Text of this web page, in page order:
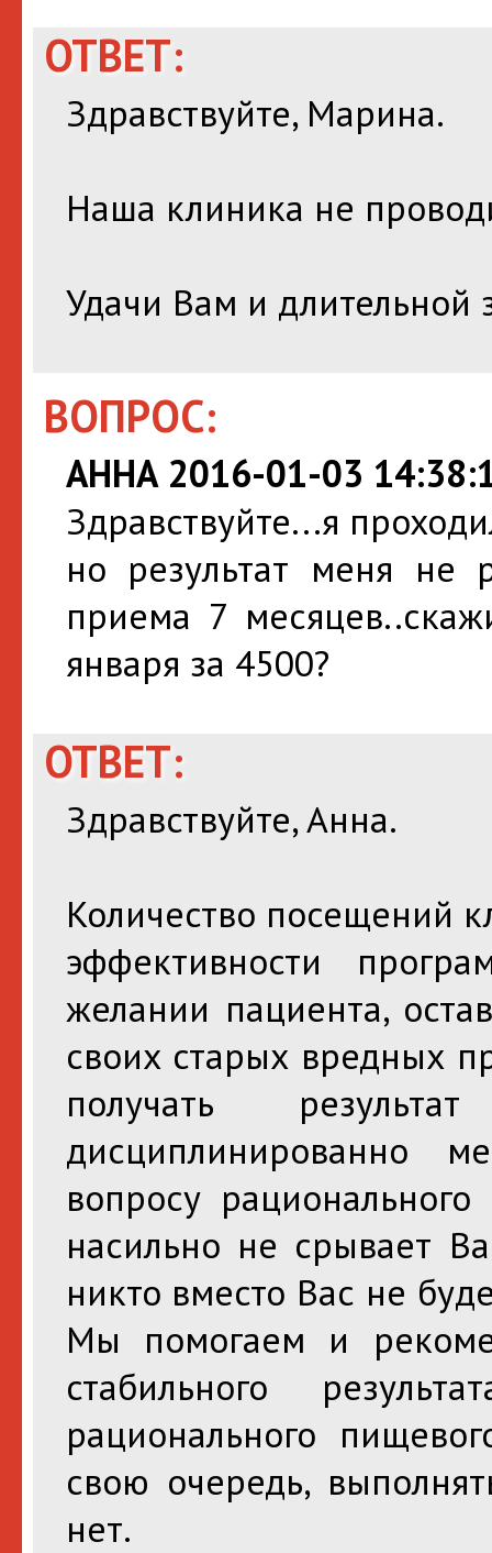
ОТВЕТ:
Здравствуйте, Марина.
Наша клиника не
Удачи Вам и длительной
ВОПРОС:
АННА 2016-01-03
Здравствуйте...я
но результат меня не
приема 7
января за 4500?
ОТВЕТ:
Здравствуйте, Анна.
Количество посещений
эффективности
желании пациента,
своих старых вредных
получать
дисциплинированно
вопросу
насильно не срывает
никто вместо Вас не
Мы помогаем и
стабильного
рационального
свою очередь,
нет.